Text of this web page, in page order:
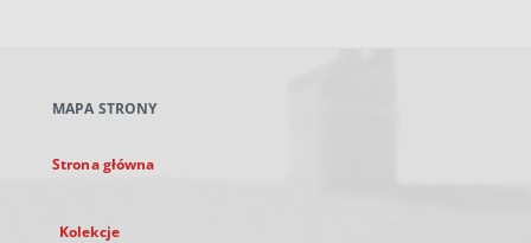
karcie
MAPA STRONY
Strona główna
Kolekcje